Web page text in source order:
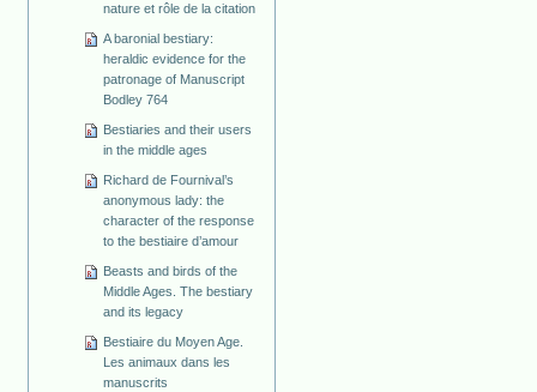
nature et rôle de la citation
A baronial bestiary:
heraldic evidence for the
patronage of Manuscript
Bodley 764
Bestiaries and their users
in the middle ages
Richard de Fournival’s
anonymous lady: the
character of the response
to the bestiaire d’amour
Beasts and birds of the
Middle Ages. The bestiary
and its legacy
Bestiaire du Moyen Age.
Les animaux dans les
manuscrits